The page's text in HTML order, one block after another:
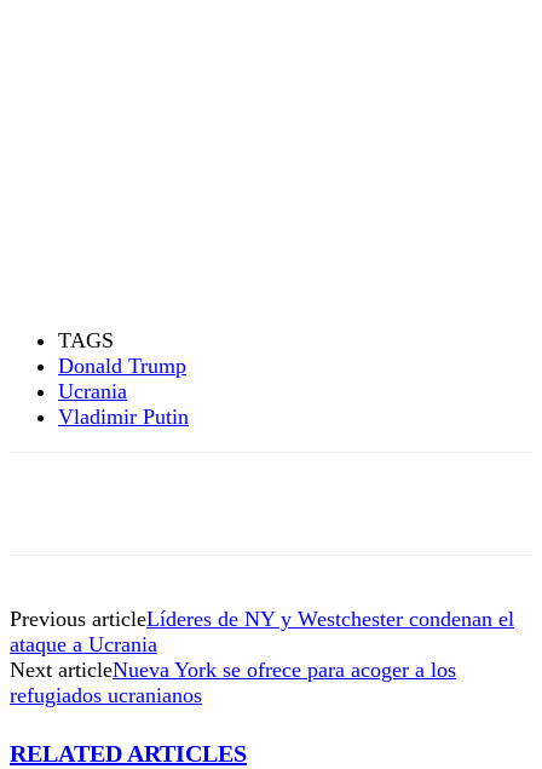
TAGS
Donald Trump
Ucrania
Vladimir Putin
Previous articleLíderes de NY y Westchester condenan el
ataque a Ucrania
Next articleNueva York se ofrece para acoger a los
refugiados ucranianos
RELATED ARTICLES